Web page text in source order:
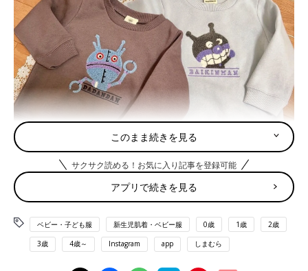
出典：Instagramアカウント「ru_ru.mama」
ru_ru.mamaさんはしまむらでこちらのアイテムをGET！インス
タで見つけたそうで、ずっと入荷するのを待っていたんだとか。
お子さんが大好きな「ばいきんまん」と「だだんだん」のモチー
フで、即買いしたとのこと♪
このまま続きを見る
サクサク読める！お気に入り記事を登録可能
アプリで続きを見る
ベビー・子ども服 新生児肌着・ベビー服 0歳 1歳 2歳
3歳 4歳～ Instagram app しまむら